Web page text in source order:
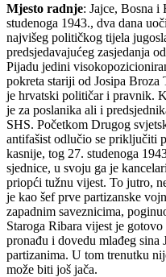
Mjesto radnje: Jajce, Bosna i
studenoga 1943., dva dana
najvišeg političkog tijela
predsjedavajućeg zasjedanja
Pijadu jedini
pokreta stariji od Josipa Broza
je hrvatski političar i pravnik.
je za poslanika ali i
SHS. Početkom Drugog
antifašist odlučio se priključiti
kasnije, tog 27. studenoga
sjednice, u svoju ga je
priopći tužnu vijest. To jutro,
je kao šef prve partizanske
zapadnim saveznicima,
Staroga Ribara vijest je
pronađu i dovedu mlađeg
partizanima. U tom trenutku
može biti još jača.